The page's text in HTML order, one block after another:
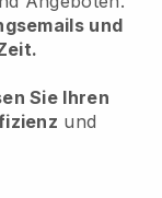
und
Sie Ihren
und